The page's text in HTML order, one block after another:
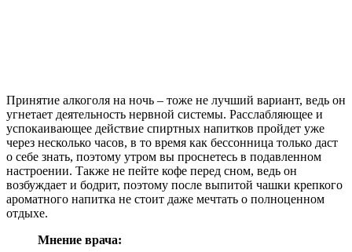
Принятие алкоголя на ночь – тоже не лучший вариант, ведь он
угнетает деятельность нервной системы. Расслабляющее и
успокаивающее действие спиртных напитков пройдет уже
через несколько часов, в то время как бессонница только даст
о себе знать, поэтому утром вы проснетесь в подавленном
настроении. Также не пейте кофе перед сном, ведь он
возбуждает и бодрит, поэтому после выпитой чашки крепкого
ароматного напитка не стоит даже мечтать о полноценном
отдыхе.
Мнение врача: